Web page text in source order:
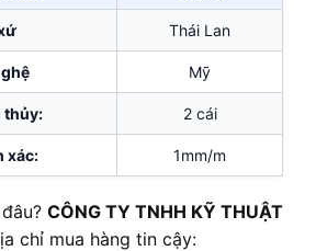
Thái Lan
Mỹ
thủy: 2 cái
xác: 1mm/m
CÔNG TY TNHH KỸ THUẬT
chỉ mua hàng tin cậy: